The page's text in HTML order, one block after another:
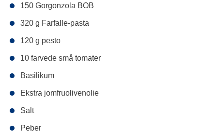
150 Gorgonzola BOB
320 g Farfalle-pasta
120 g pesto
10 farvede små tomater
Basilikum
Ekstra jomfruolivenolie
Salt
Peber